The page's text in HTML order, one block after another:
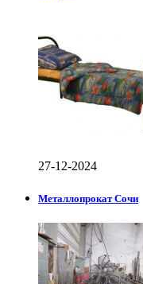
27-12-2024
Металлопрокат Сочи